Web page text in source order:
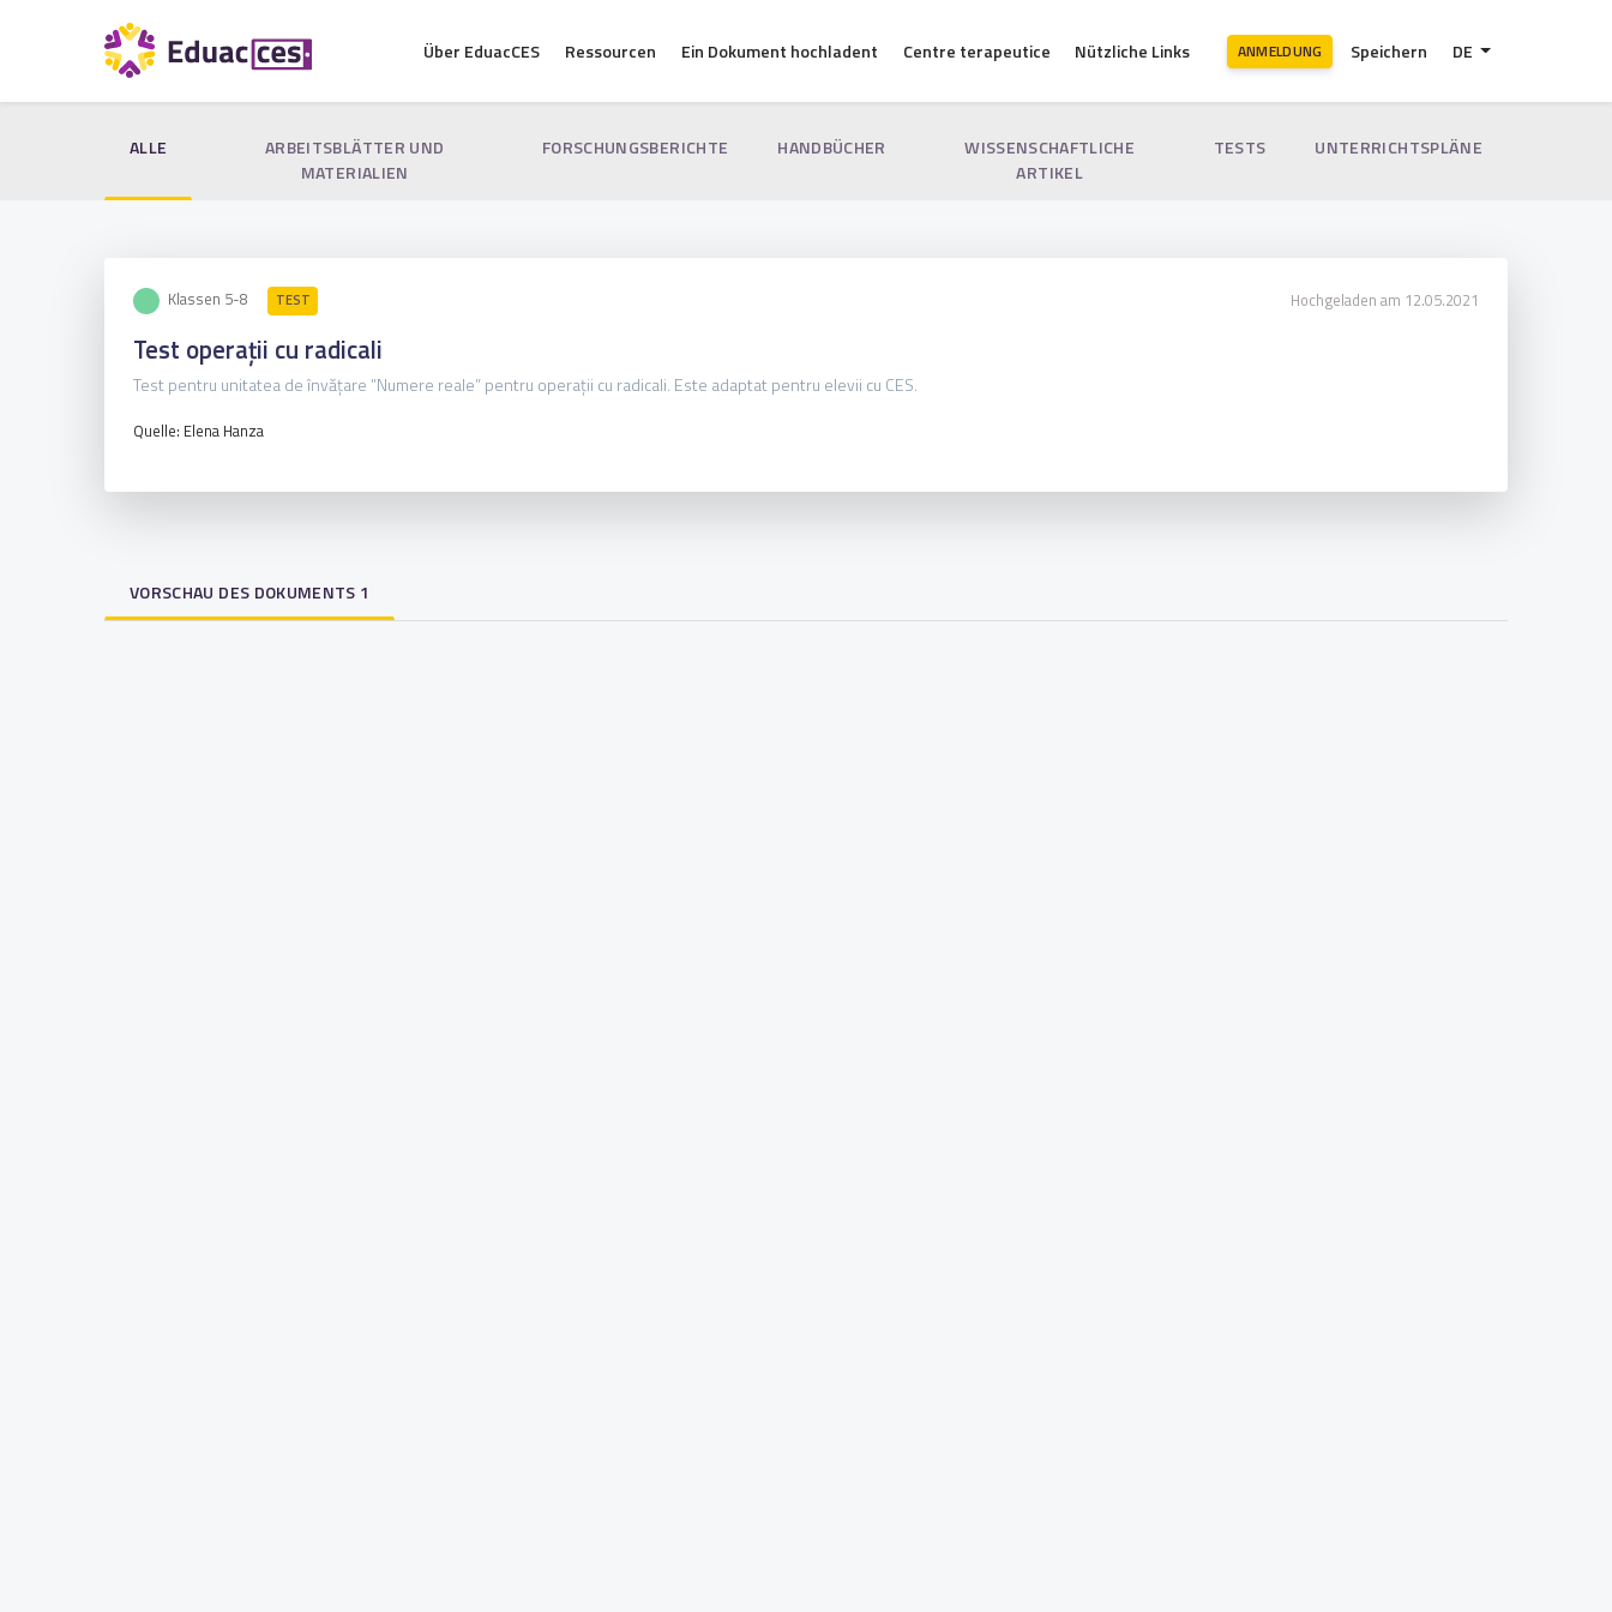
Über EduacCES Ressourcen Ein Dokument hochladent Centre terapeutice Nützliche Links ANMELDUNG Speichern DE
ALLE
ARBEITSBLÄTTER UND
MATERIALIEN
FORSCHUNGSBERICHTE HANDBÜCHER
WISSENSCHAFTLICHE
ARTIKEL
TESTS UNTERRICHTSPLÄNE
Klassen 5-8 TEST Hochgeladen am 12.05.2021
Test operații cu radicali
Test pentru unitatea de învățare ”Numere reale” pentru operații cu radicali. Este adaptat pentru elevii cu CES.
Quelle: Elena Hanza
VORSCHAU DES DOKUMENTS 1